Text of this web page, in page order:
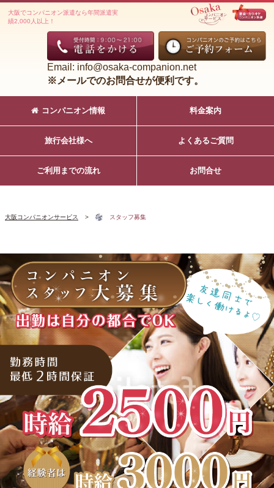
大阪でコンパニオン派遣なら年間派遣実
績2,000人以上！
Email: info@osaka-companion.net
※メールでのお問合せが便利です。
コンパニオン情報 料金案内
旅行会社様へ よくあるご質問
ご利用までの流れ お問合せ
大阪コンパニオンサービス > スタッフ募集